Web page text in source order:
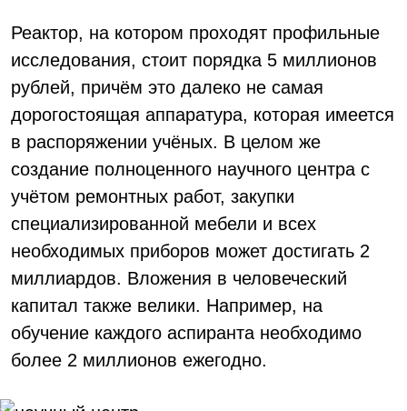
Реактор, на котором проходят профильные
исследования, стоит порядка 5 миллионов
рублей, причём это далеко не самая
дорогостоящая аппаратура, которая имеется
в распоряжении учёных. В целом же
создание полноценного научного центра с
учётом ремонтных работ, закупки
специализированной мебели и всех
необходимых приборов может достигать 2
миллиардов. Вложения в человеческий
капитал также велики. Например, на
обучение каждого аспиранта необходимо
более 2 миллионов ежегодно.